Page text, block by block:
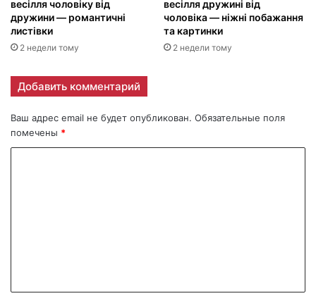
весілля чоловіку від
дружини — романтичні
листівки
2 недели тому
весілля дружині від
чоловіка — ніжні побажання
та картинки
2 недели тому
Добавить комментарий
Ваш адрес email не будет опубликован. Обязательные поля
помечены *